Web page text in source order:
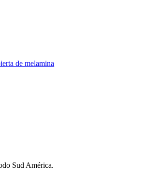
Sud América.